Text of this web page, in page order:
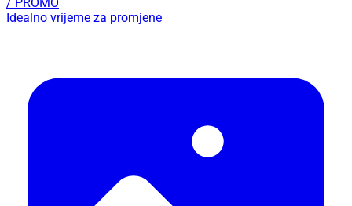
Idealno vrijeme za promjene